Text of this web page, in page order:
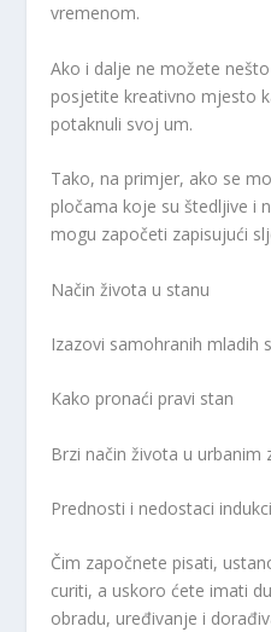
vremenom.
Ako i dalje ne možete
posjetite kreativno mjesto
potaknuli svoj um.
Tako, na primjer, ako se
pločama koje su štedljive i
mogu započeti zapisujući
Način života u stanu
Izazovi samohranih mladih
Kako pronaći pravi stan
Brzi način života u urbanim
Prednosti i nedostaci
Čim započnete pisati,
curiti, a uskoro ćete imati
obradu, uređivanje i